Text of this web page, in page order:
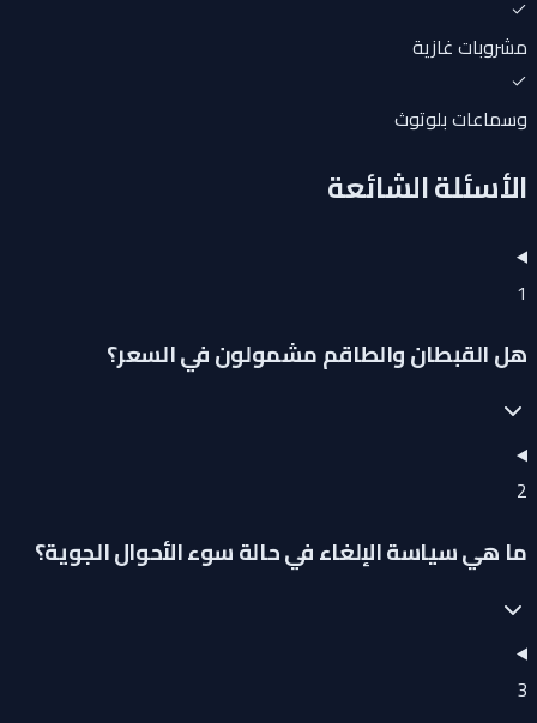
مشروبات غازية
وسماعات بلوتوث
الأسئلة الشائعة
هل القبطان والطاقم مشمولون في السعر؟
ما هي سياسة الإلغاء في حالة سوء الأحوال الجوية؟